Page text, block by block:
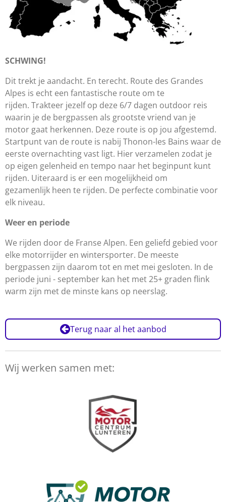
SCHWING!
Dit trekt je aandacht. En terecht. Route des Grandes
Alpes is echt een fantastische route om te
rijden. Trakteer jezelf op deze 6/7 dagen outdoor reis
waarin je de bergpassen als grootste vriend van je
motor gaat herkennen. Deze route is op jou afgestemd.
Startpunt van de route is nabij Thonon-les Bains waar de
eerste overnachting vast ligt. Hier verzamelen zodat je
op eigen gelenheid en tempo naar het beginpunt kunt
rijden. Uiteraard is er een mogelijkheid om
gezamenlijk heen te rijden. De perfecte combinatie voor
elk niveau.
Weer en periode
We rijden door de Franse Alpen. Een geliefd gebied voor
elke motorrijder en wintersporter. De meeste
bergpassen zijn daarom tot en met mei gesloten. In de
periode juni - september kan het met 25+ graden flink
warm zijn met de minste kans op neerslag.
Terug naar al het aanbod
Wij werken samen met: